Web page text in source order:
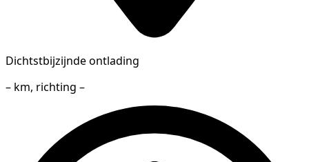
Dichtstbijzijnde ontlading
– km, richting –